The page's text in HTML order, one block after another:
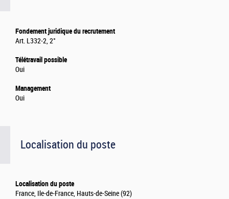
Fondement juridique du recrutement
Art. L332-2, 2°
Télétravail possible
Oui
Management
Oui
Localisation du poste
Localisation du poste
France, Ile-de-France, Hauts-de-Seine (92)